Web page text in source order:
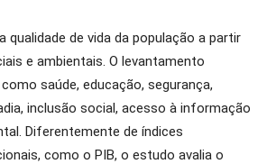
qualidade de vida da população a partir
e ambientais. O levantamento
saúde, educação, segurança,
inclusão social, acesso à informação
Diferentemente de índices
como o PIB, o estudo avalia o